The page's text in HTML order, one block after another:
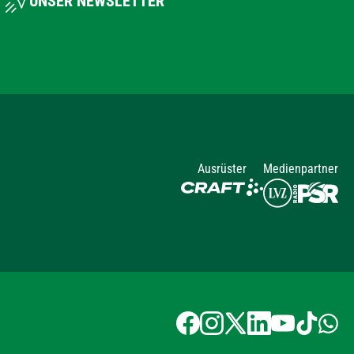
Ausrüster Medienpartner